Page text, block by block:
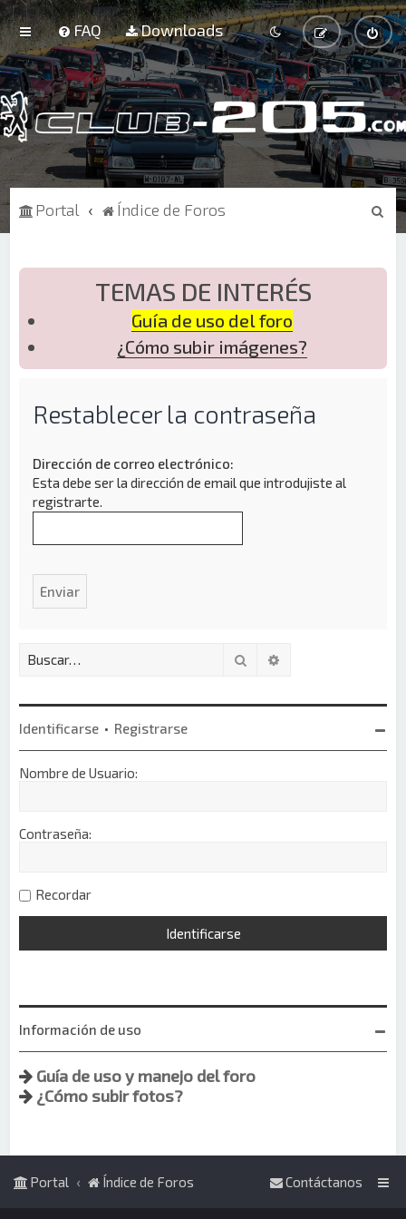
FAQ Downloads
Portal Índice de Foros
B
TEMAS DE INTERÉS
Guía de uso del foro
¿Cómo subir imágenes?
Restablecer la contraseña
Dirección de correo electrónico:
Esta debe ser la dirección de email que introdujiste al
registrarte.
Buscar
Identificarse • Registrarse
Nombre de Usuario:
Contraseña:
Recordar
Información de uso
Guía de uso y manejo del foro
¿Cómo subir fotos?
Portal Índice de Foros Contáctanos